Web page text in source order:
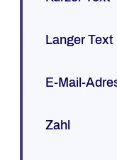
Langer Text
E-Mail-
Zahl